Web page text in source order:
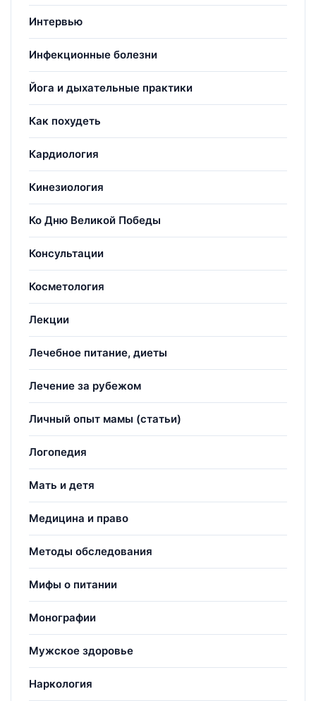
Интервью
Инфекционные болезни
Йога и дыхательные практики
Как похудеть
Кардиология
Кинезиология
Ко Дню Великой Победы
Консультации
Косметология
Лекции
Лечебное питание, диеты
Лечение за рубежом
Личный опыт мамы (статьи)
Логопедия
Мать и детя
Медицина и право
Методы обследования
Мифы о питании
Монографии
Мужское здоровье
Наркология